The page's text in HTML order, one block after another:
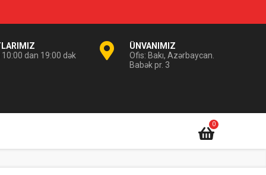
10:00 dan 19:00 dək
ÜNVANIMIZ
Ofis: Bakı, Azərbaycan.
Babək pr. 3
0